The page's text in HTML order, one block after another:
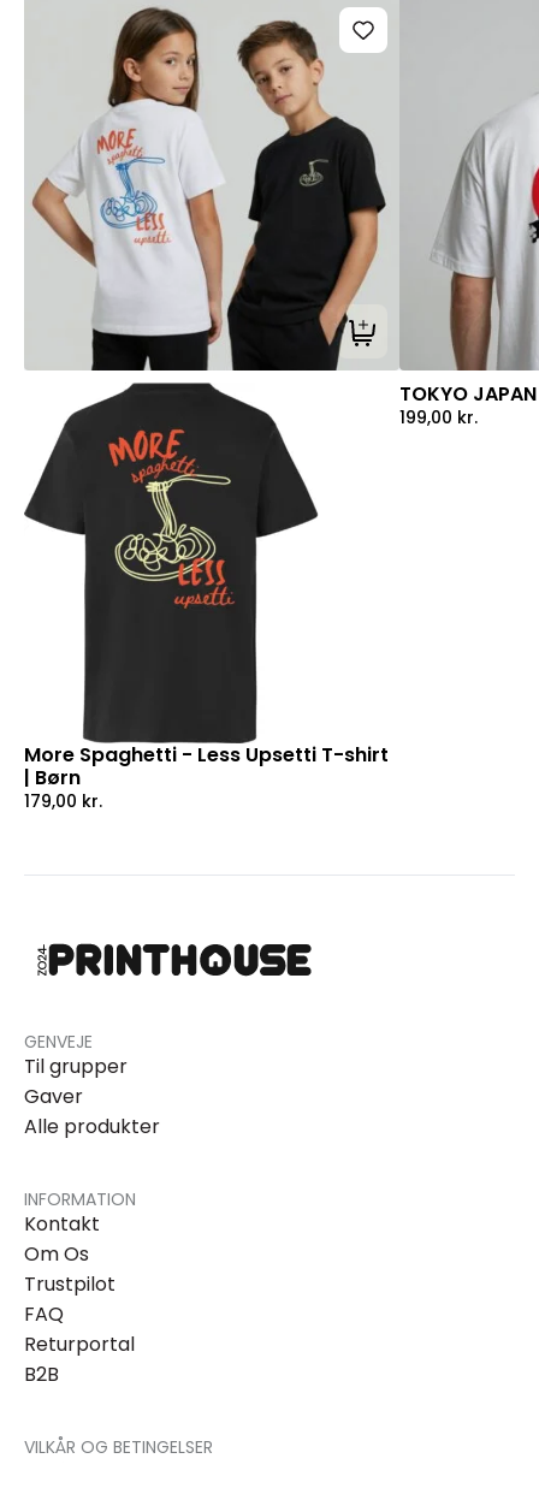
Tilføj til kurv
More Spaghetti - Less Upsetti T-shirt
| Børn
179,00 kr.
TOKYO
199,00 kr.
GENVEJE
Til grupper
Gaver
Alle produkter
INFORMATION
Kontakt
Om Os
Trustpilot
FAQ
Returportal
B2B
VILKÅR OG BETINGELSER